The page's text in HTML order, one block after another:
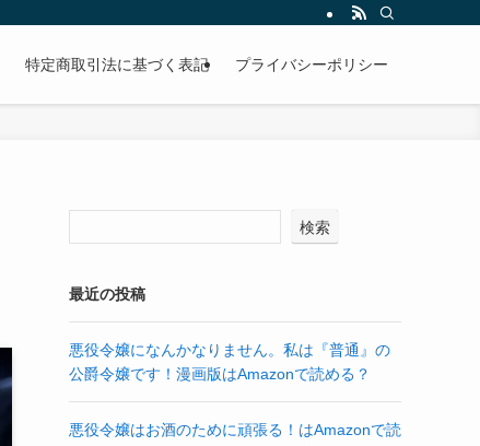
特定商取引法に基づく表記 プライバシーポリシー
検索
最近の投稿
悪役令嬢になんかなりません。私は『普通』の
公爵令嬢です！漫画版はAmazonで読める？
悪役令嬢はお酒のために頑張る！はAmazonで読